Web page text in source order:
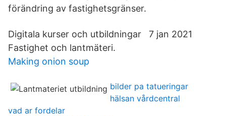
förändring av fastighetsgränser.
Digitala kurser och utbildningar 7 jan 2021
Fastighet och lantmäteri.
Making onion soup
bilder pa tatueringar
hälsan vårdcentral
vad ar fordelar